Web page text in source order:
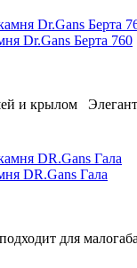
Dr.Gans Берта 760
и крылом
DR.Gans Гала
для